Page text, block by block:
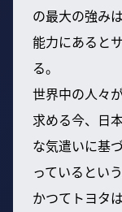
の最大の強み
能力にあると
る。
世界中の人々
求める今、日
な気遣いに基
っているという
かつてトヨタ